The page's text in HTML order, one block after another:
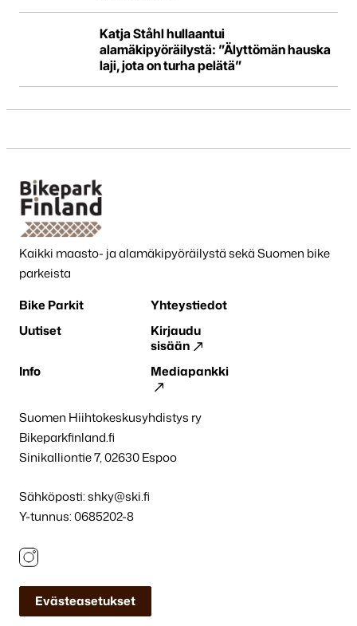
Katja Ståhl hullaantui
alamäkipyöräilystä: ”Älyttömän hauska
laji, jota on turha pelätä”
Kaikki maasto- ja alamäkipyöräilystä sekä Suomen bike
parkeista
Bike Parkit
Yhteystiedot
Uutiset
Kirjaudu
sisään
Info
Mediapankki
Suomen Hiihtokeskusyhdistys ry
Bikeparkfinland.fi
Sinikalliontie 7, 02630 Espoo
Sähköposti:shky@ski.fi
Y-tunnus: 0685202-8
Instagram
Evästeasetukset